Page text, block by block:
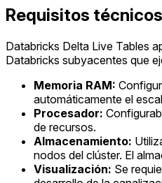
Requisitos técnicos
Databricks Delta Live Tables
Databricks subyacentes que
Memoria RAM:
automáticamente el
Procesador:
de recursos.
Almacenamiento:
nodos del clúster. El
Visualización: Se